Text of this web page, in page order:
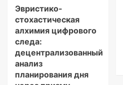
Эвристико-
стохастическая
алхимия цифрового
следа:
децентрализованный
анализ
планирования дня